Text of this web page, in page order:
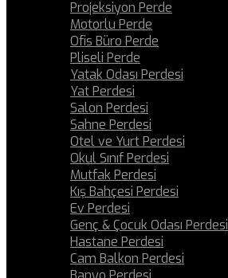
Projeksiyon Perde
Motorlu Perde
Ofis Büro Perde
Pliseli Perde
Yatak Odası Perdesi
Yat Perdesi
Salon Perdesi
Sahne Perdesi
Otel ve Yurt Perdesi
Okul Sınıf Perdesi
Mutfak Perdesi
Kış Bahçesi Perdesi
Ev Perdesi
Genç & Çocuk Odası Perdesi
Hastane Perdesi
Cam Balkon Perdesi